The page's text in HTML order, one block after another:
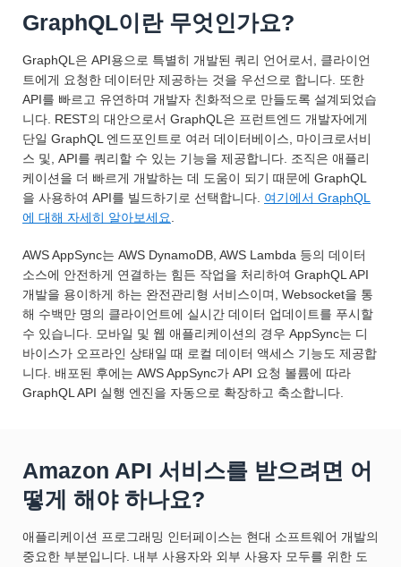
GraphQL이란 무엇인가요?
GraphQL은 API용으로 특별히 개발된 쿼리 언어로서, 클라이언
트에게 요청한 데이터만 제공하는 것을 우선으로 합니다. 또한
API를 빠르고 유연하며 개발자 친화적으로 만들도록 설계되었습
니다. REST의 대안으로서 GraphQL은 프런트엔드 개발자에게
단일 GraphQL 엔드포인트로 여러 데이터베이스, 마이크로서비
스 및, API를 쿼리할 수 있는 기능을 제공합니다. 조직은 애플리
케이션을 더 빠르게 개발하는 데 도움이 되기 때문에 GraphQL
을 사용하여 API를 빌드하기로 선택합니다. 여기에서 GraphQL
에 대해 자세히 알아보세요
AWS AppSync는 AWS DynamoDB, AWS Lambda 등의 데이터
소스에 안전하게 연결하는 힘든 작업을 처리하여 GraphQL API
개발을 용이하게 하는 완전관리형 서비스이며, Websocket을 통
해 수백만 명의 클라이언트에 실시간 데이터 업데이트를 푸시할
수 있습니다. 모바일 및 웹 애플리케이션의 경우 AppSync는 디
바이스가 오프라인 상태일 때 로컬 데이터 액세스 기능도 제공합
니다. 배포된 후에는 AWS AppSync가 API 요청 볼륨에 따라
GraphQL API 실행 엔진을 자동으로 확장하고 축소합니다.
Amazon API 서비스를 받으려면 어
떻게 해야 하나요?
애플리케이션 프로그래밍 인터페이스는 현대 소프트웨어 개발의
중요한 부분입니다. 내부 사용자와 외부 사용자 모두를 위한 도